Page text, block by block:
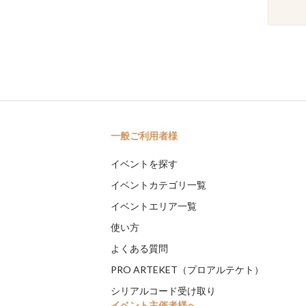
一般ご利用者様
イベントを探す
イベントカテゴリ一覧
イベントエリア一覧
使い方
よくある質問
PRO ARTEKET（プロアルテケト）
シリアルコード受け取り